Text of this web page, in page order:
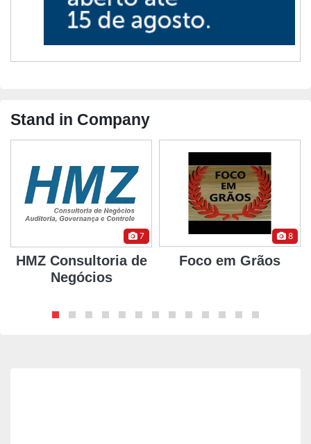
Stand in Company
7
HMZ Consultoria de
Negócios
8
Foco em Grãos